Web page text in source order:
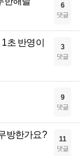
6
댓글
초 반영이
3
댓글
9
댓글
방한가요? 11
댓글